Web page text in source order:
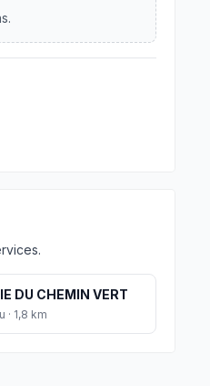
DU CHEMIN VERT
· 1,8 km